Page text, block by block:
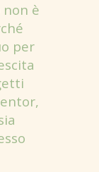
è
per